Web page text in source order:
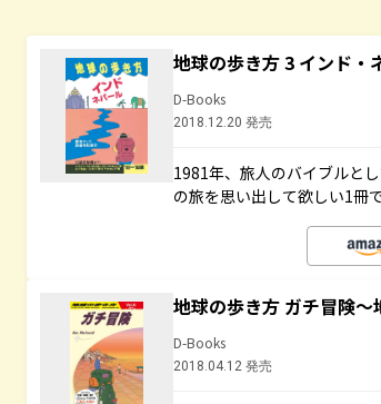
地球の歩き方 3 インド・
D-Books
2018.12.20 発売
1981年、旅人のバイブルと
の旅を思い出して欲しい1冊で
地球の歩き方 ガチ冒険
D-Books
2018.04.12 発売